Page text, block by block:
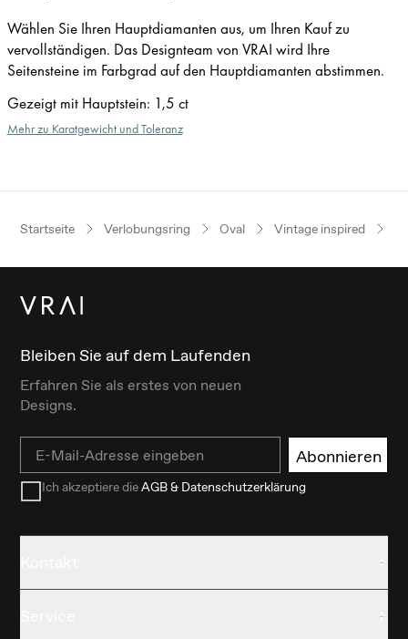
Wählen Sie Ihren Hauptdiamanten aus, um Ihren Kauf zu
vervollständigen. Das Designteam von VRAI wird Ihre
Seitensteine im Farbgrad auf den Hauptdiamanten abstimmen.
Gezeigt mit Hauptstein: 1,5 ct
Mehr zu Karatgewicht und Toleranz
Startseite Verlobungsring Oval Vintage inspired
Bleiben Sie auf dem Laufenden
Erfahren Sie als erstes von neuen
Designs.
Email Abonnieren
Ich akzeptiere dieAGB & Datenschutzerklärung